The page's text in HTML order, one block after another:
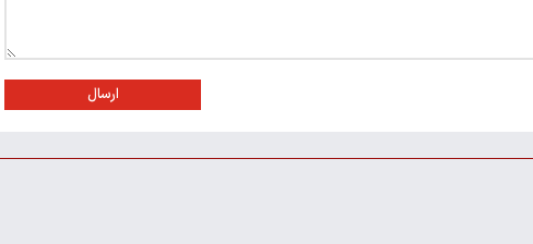
ارسال